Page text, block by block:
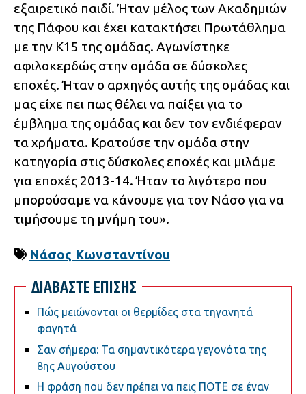
εξαιρετικό παιδί. Ήταν μέλος των Ακαδημιών
της Πάφου και έχει κατακτήσει Πρωτάθλημα
με την Κ15 της ομάδας. Αγωνίστηκε
αφιλοκερδώς στην ομάδα σε δύσκολες
εποχές. Ήταν ο αρχηγός αυτής της ομάδας και
μας είχε πει πως θέλει να παίξει για το
έμβλημα της ομάδας και δεν τον ενδιέφεραν
τα χρήματα. Κρατούσε την ομάδα στην
κατηγορία στις δύσκολες εποχές και μιλάμε
για εποχές 2013-14. Ήταν το λιγότερο που
μπορούσαμε να κάνουμε για τον Νάσο για να
τιμήσουμε τη μνήμη του».
Νάσος Κωνσταντίνου
ΔΙΑΒΑΣΤΕ ΕΠΙΣΗΣ
Πώς μειώνονται οι θερμίδες στα τηγανητά
φαγητά
Σαν σήμερα: Τα σημαντικότερα γεγονότα της
8ης Αυγούστου
Η φράση που δεν πρέπει να πεις ΠΟΤΕ σε έναν